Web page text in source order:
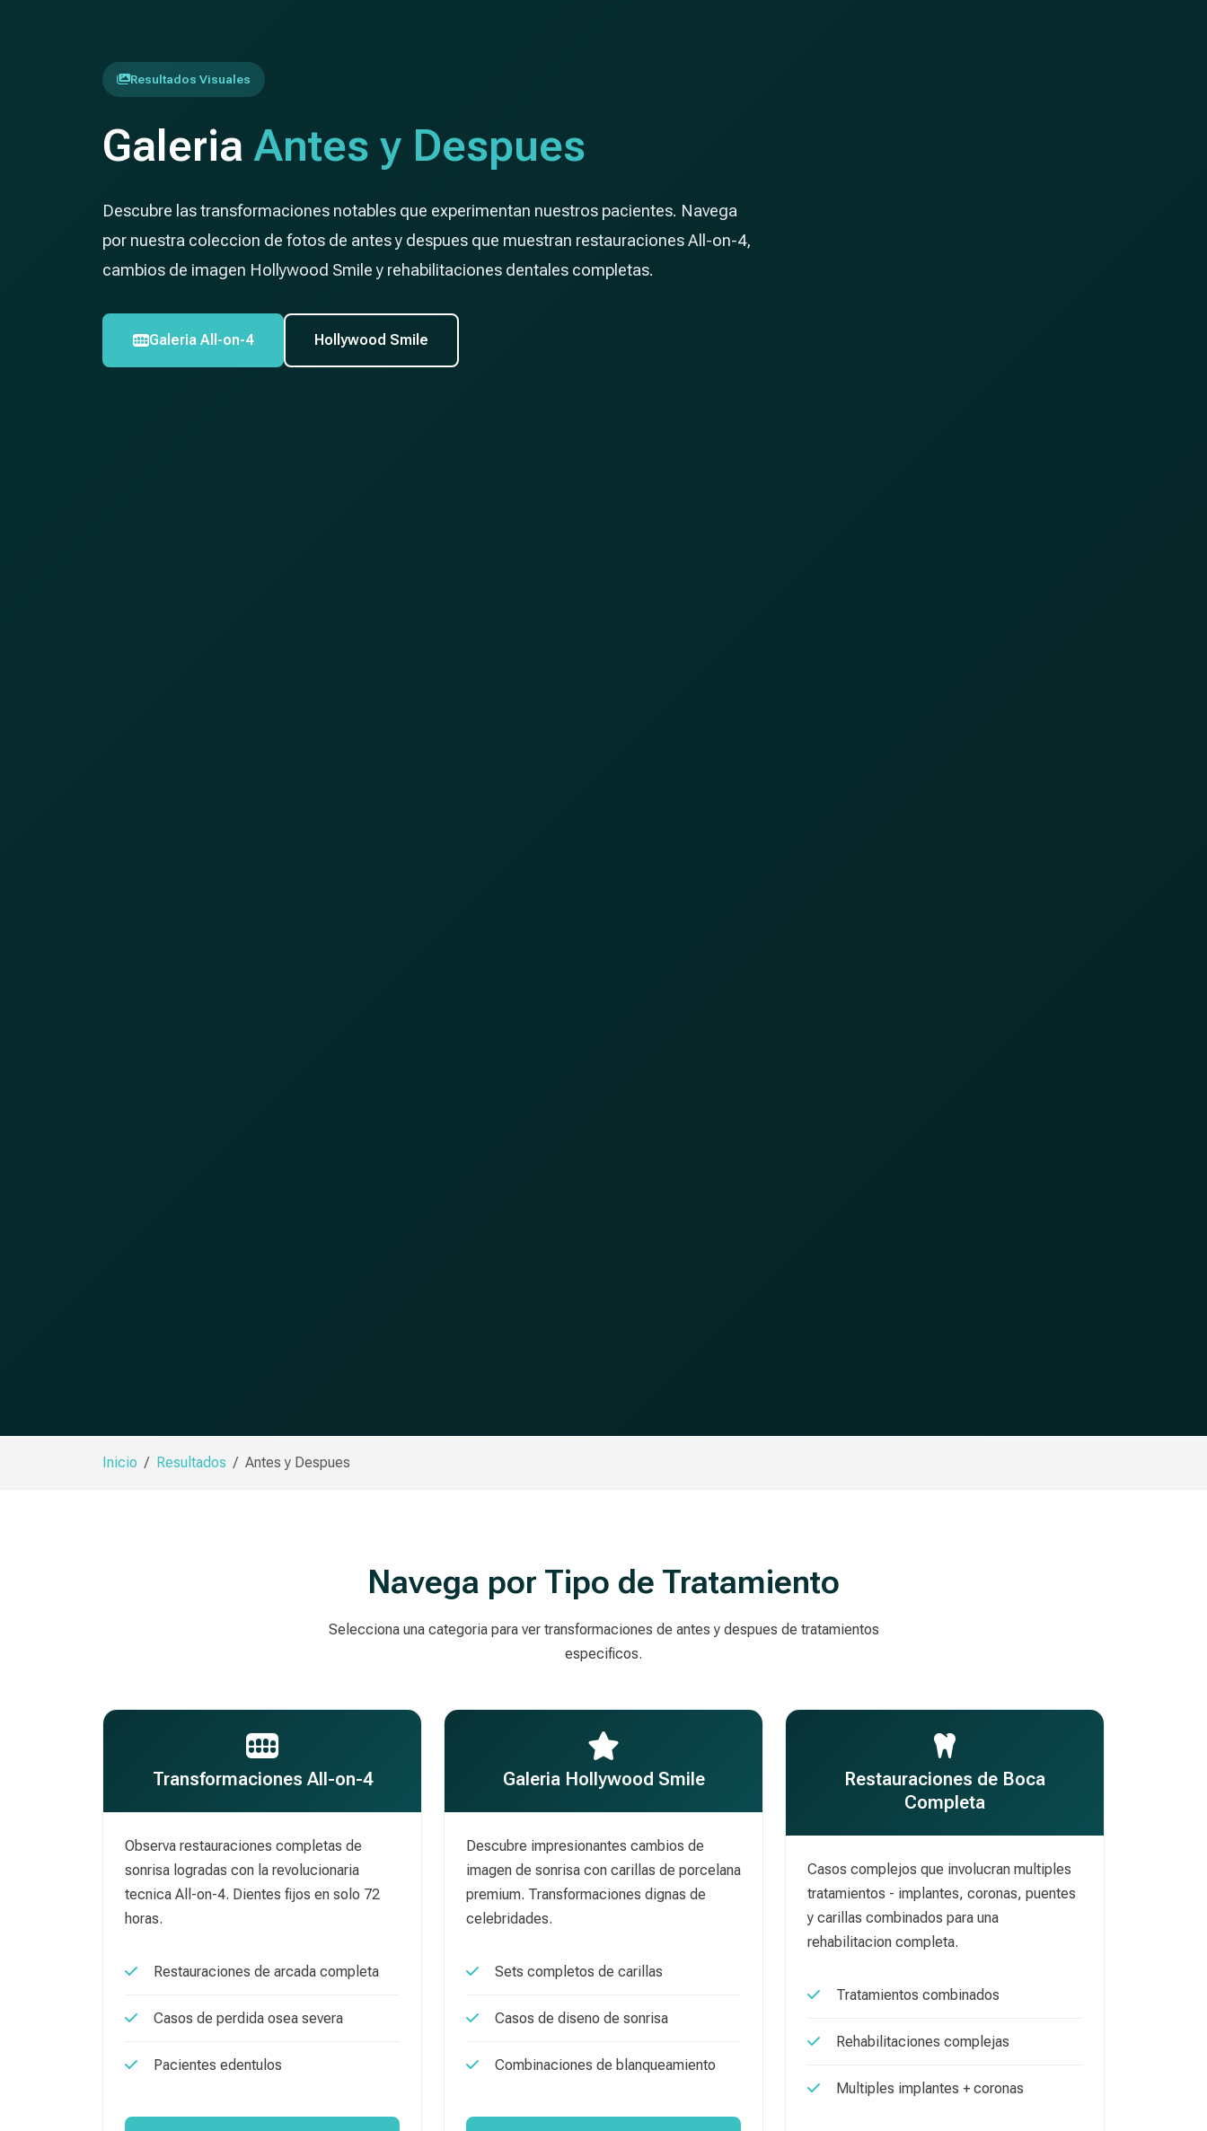
Resultados Visuales
GaleriaAntes y Despues
Descubre las transformaciones notables que experimentan nuestros pacientes. Navega
por nuestra coleccion de fotos de antes y despues que muestran restauraciones All-on-4,
cambios de imagen Hollywood Smile y rehabilitaciones dentales completas.
Galeria All-on-4 Hollywood Smile
Inicio Resultados Antes y Despues
Navega por Tipo de Tratamiento
Selecciona una categoria para ver transformaciones de antes y despues de tratamientos
especificos.
Transformaciones All-on-4
Observa restauraciones completas de
sonrisa logradas con la revolucionaria
tecnica All-on-4. Dientes fijos en solo 72
horas.
Restauraciones de arcada completa
Casos de perdida osea severa
Pacientes edentulos
Galeria Hollywood Smile
Descubre impresionantes cambios de
imagen de sonrisa con carillas de porcelana
premium. Transformaciones dignas de
celebridades.
Sets completos de carillas
Casos de diseno de sonrisa
Combinaciones de blanqueamiento
Restauraciones de Boca
Completa
Casos complejos que involucran multiples
tratamientos - implantes, coronas, puentes
y carillas combinados para una
rehabilitacion completa.
Tratamientos combinados
Rehabilitaciones complejas
Multiples implantes + coronas